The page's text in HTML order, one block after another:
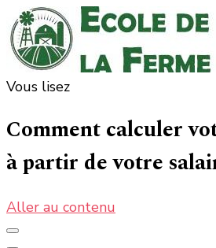
actualités
et bio
Vous lisez
Comment calculer
à partir de votre
Aller au contenu